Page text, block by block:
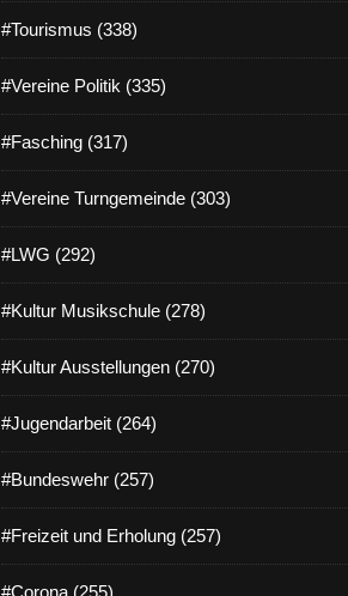
#Tourismus (338)
#Vereine Politik (335)
#Fasching (317)
#Vereine Turngemeinde (303)
#LWG (292)
#Kultur Musikschule (278)
#Kultur Ausstellungen (270)
#Jugendarbeit (264)
#Bundeswehr (257)
#Freizeit und Erholung (257)
#Corona (255)